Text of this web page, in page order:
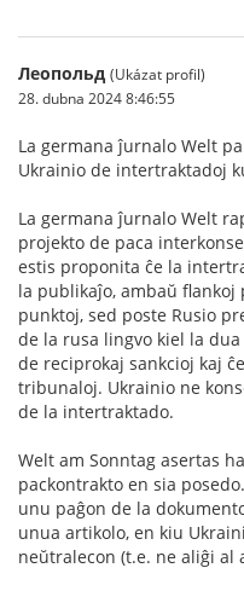
Леопольд (Ukázat profil)
28. dubna 2024 8:46:55
La germana ĵurnalo Welt
Ukrainio de intertraktadoj
La germana ĵurnalo Welt
projekto de paca
estis proponita ĉe la
la publikaĵo, ambaŭ
punktoj, sed poste Rusio
de la rusa lingvo kiel la
de reciprokaj sankcioj kaj
tribunaloj. Ukrainio ne
de la intertraktado.
Welt am Sonntag asertas
packontrakto en sia
unu paĝon de la
unua artikolo, en kiu
neŭtralecon (t.e. ne aliĝi al